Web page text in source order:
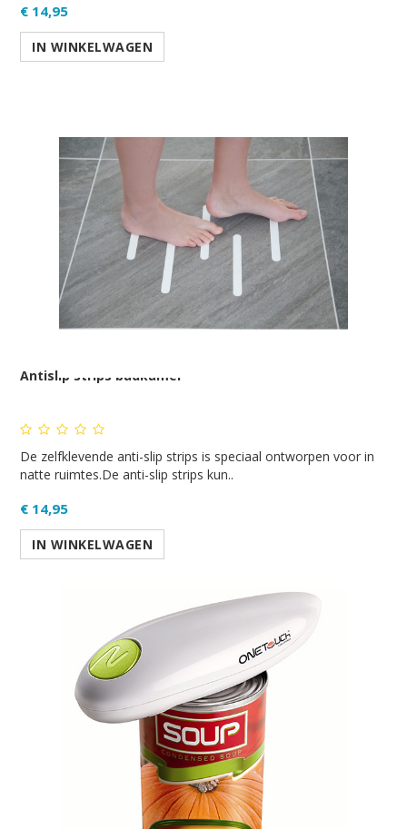
€ 14,95
IN WINKELWAGEN
Antislip strips badkamer
De zelfklevende anti-slip strips is speciaal ontworpen voor in
natte ruimtes.De anti-slip strips kun..
€ 14,95
IN WINKELWAGEN